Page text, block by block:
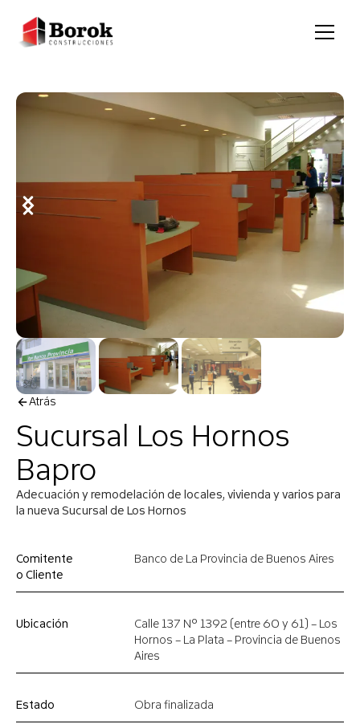
Atrás
Sucursal Los Hornos
Bapro
Adecuación y remodelación de locales, vivienda y varios para
la nueva Sucursal de Los Hornos
Comitente
o Cliente
Banco de La Provincia de Buenos Aires
Ubicación
Calle 137 Nº 1392 (entre 60 y 61) – Los
Hornos – La Plata – Provincia de Buenos
Aires
Estado Obra finalizada